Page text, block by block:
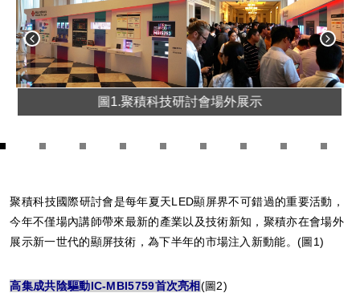
1 2 3 4 5 6 7 8 9
圖1.聚積科技研討會場外展示
聚積科技國際研討會是每年夏天LED顯屏界不可錯過的重要活動，
今年不僅場內講師帶來最新的產業以及技術新知，聚積亦在會場外
展示新一世代的顯屏技術，為下半年的市場注入新動能。(圖1)
高集成共陰驅動IC-MBI5759首次亮相(圖2)